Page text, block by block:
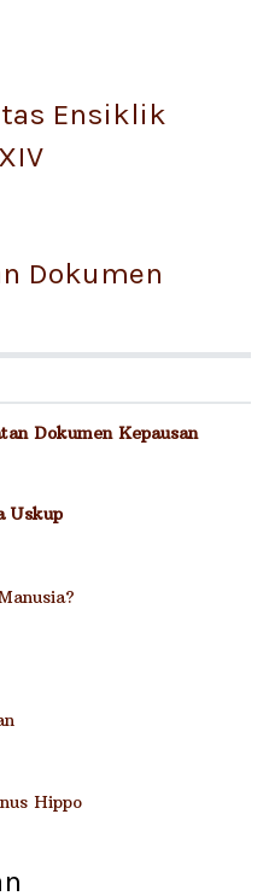
Ensiklik
Dokumen
Dokumen Kepausan
Uskup
Hippo